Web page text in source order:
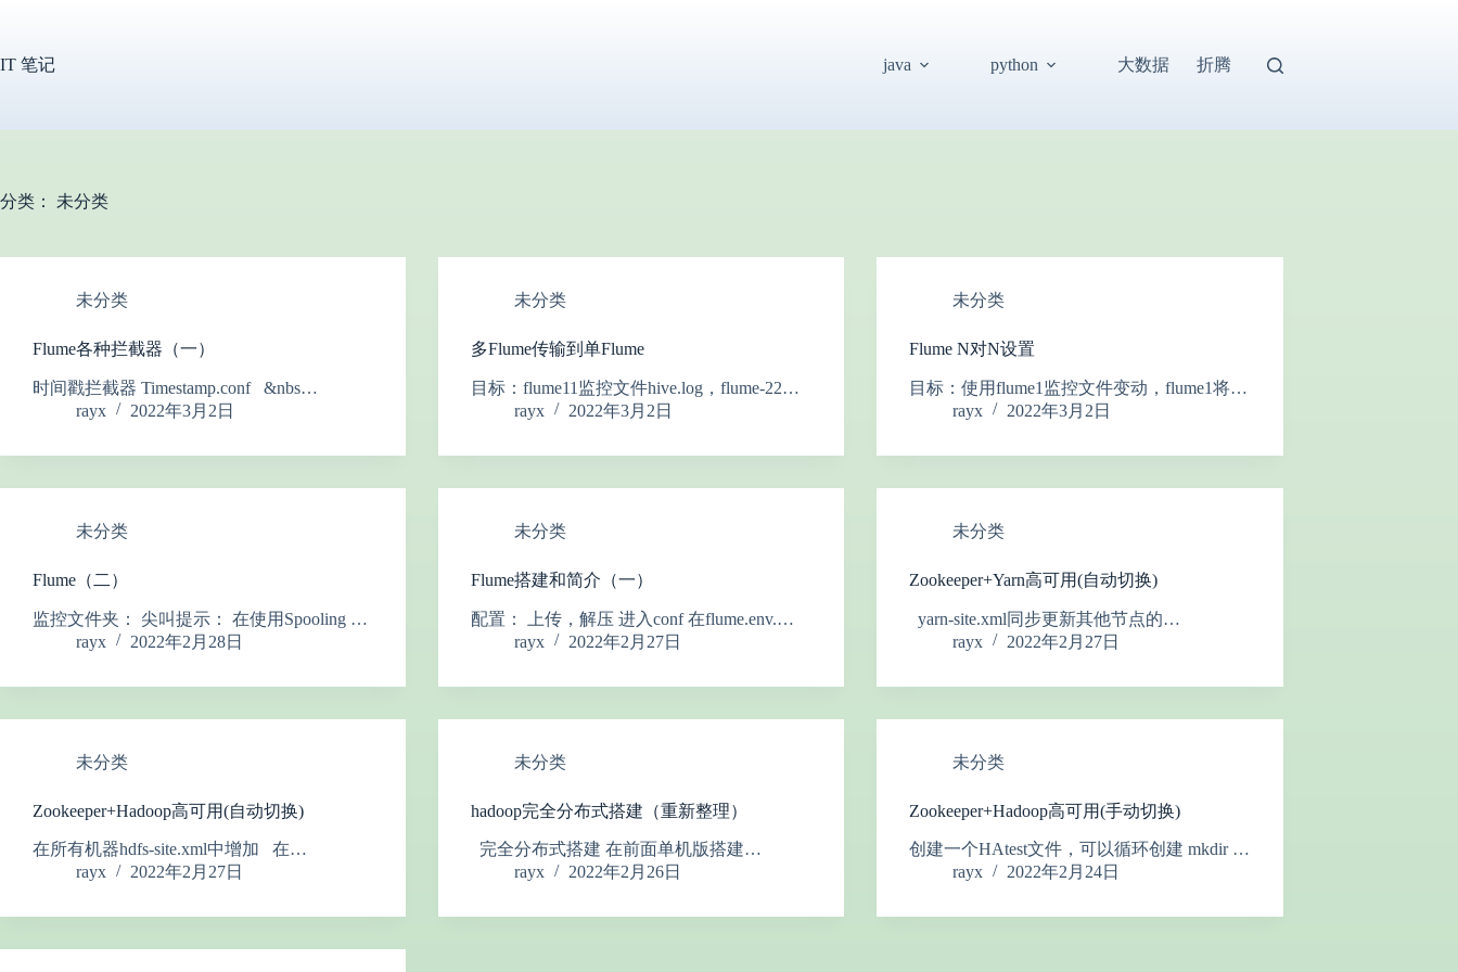
内
IT 笔记 java python 大数据 折腾
分类： 未分类
未分类
Flume各种拦截器（一）
时间戳拦截器 Timestamp.conf &nbs…
rayx
2022年3月2日
未分类
多Flume传输到单Flume
目标：flume11监控文件hive.log，flume-22…
rayx
2022年3月2日
未分类
Flume N对N设置
目标：使用flume1监控文件变动，flume1将…
rayx
2022年3月2日
未分类
Flume（二）
监控文件夹： 尖叫提示： 在使用Spooling …
rayx
2022年2月28日
未分类
Flume搭建和简介（一）
配置： 上传，解压 进入conf 在flume.env.…
rayx
2022年2月27日
未分类
Zookeeper+Yarn高可用(自动切换)
yarn-site.xml同步更新其他节点的…
rayx
2022年2月27日
未分类
Zookeeper+Hadoop高可用(自动切换)
在所有机器hdfs-site.xml中增加 在…
rayx
2022年2月27日
未分类
hadoop完全分布式搭建（重新整理）
完全分布式搭建 在前面单机版搭建…
rayx
2022年2月26日
未分类
Zookeeper+Hadoop高可用(手动切换)
创建一个HAtest文件，可以循环创建 mkdir …
rayx
2022年2月24日